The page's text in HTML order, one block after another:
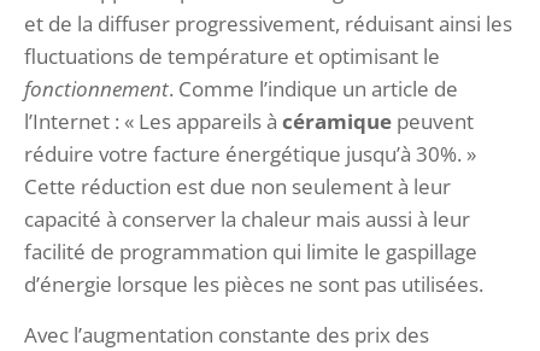
et de la diffuser progressivement, réduisant ainsi les
fluctuations de température et optimisant le
fonctionnement. Comme l’indique un article de
l’Internet : « Les appareils à céramique peuvent
réduire votre facture énergétique jusqu’à 30%. »
Cette réduction est due non seulement à leur
capacité à conserver la chaleur mais aussi à leur
facilité de programmation qui limite le gaspillage
d’énergie lorsque les pièces ne sont pas utilisées.
Avec l’augmentation constante des prix des